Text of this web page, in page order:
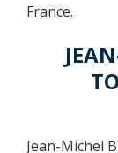
France.
Jean-Michel